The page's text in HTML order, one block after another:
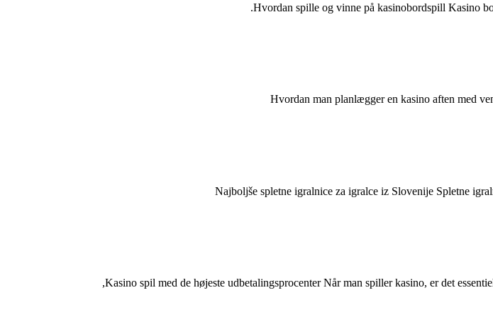
Hvordan spille og vinne på kasinobordspill Kasino
Hvordan man planlægger en kasino aften med
Najboljše spletne igralnice za igralce iz Slovenije Spletne
Kasino spil med de højeste udbetalingsprocenter Når man spiller kasino, er det